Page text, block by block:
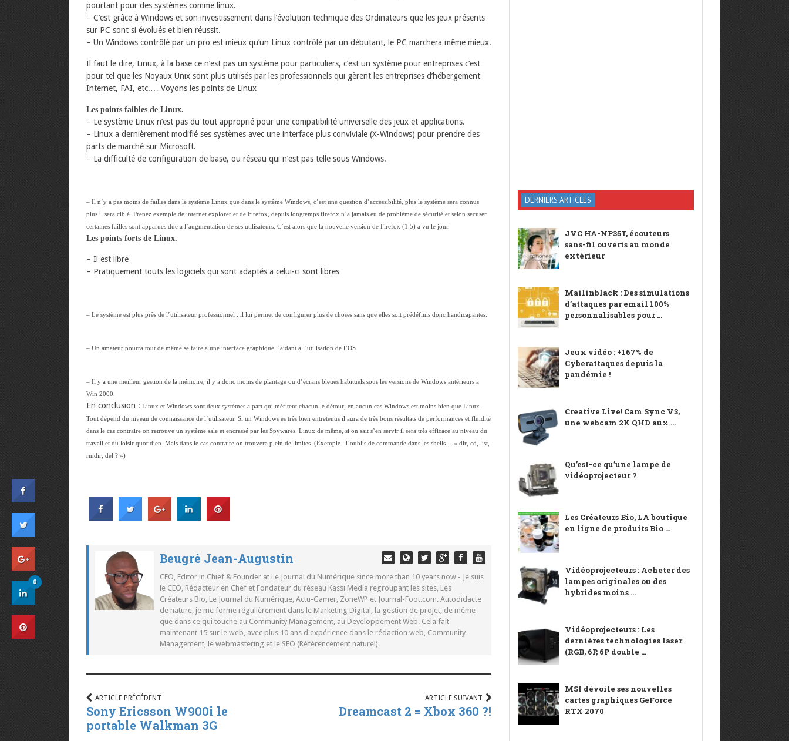
pourtant pour des systèmes comme linux.
– C’est grâce à Windows et son investissement dans l’évolution technique des Ordinateurs que les jeux présents
sur PC sont si évolués et bien réussit.
– Un Windows contrôlé par un pro est mieux qu’un Linux contrôlé par un débutant, le PC marchera même mieux.
Il faut le dire, Linux, à la base ce n’est pas un système pour particuliers, c’est un système pour entreprises c’est
pour tel que les Noyaux Unix sont plus utilisés par les professionnels qui gèrent les entreprises d’hébergement
Internet, FAI, etc.… Voyons les points de Linux
Les points faibles de Linux.
– Le système Linux n’est pas du tout approprié pour une compatibilité universelle des jeux et applications.
– Linux a dernièrement modifié ses systèmes avec une interface plus conviviale (X-Windows) pour prendre des
parts de marché sur Microsoft.
– La difficulté de configuration de base, ou réseau qui n’est pas telle sous Windows.
– Il n’y a pas moins de failles dans le système Linux que dans le système Windows, c’est une question d’accessibilité, plus le système sera connus
plus il sera ciblé. Prenez exemple de internet explorer et de Firefox, depuis longtemps firefox n’a jamais eu de problème de sécurité et selon secuser
certaines failles sont apparues due a l’augmentation de ses utilisateurs. C’est alors que la nouvelle version de Firefox (1.5) a vu le jour.
Les points forts de Linux.
– Il est libre
– Pratiquement touts les logiciels qui sont adaptés a celui-ci sont libres
– Le système est plus près de l’utilisateur professionnel : il lui permet de configurer plus de choses sans que elles soit prédéfinis donc handicapantes.
– Un amateur pourra tout de même se faire a une interface graphique l’aidant a l’utilisation de l’OS.
– Il y a une meilleur gestion de la mémoire, il y a donc moins de plantage ou d’écrans bleues habituels sous les versions de Windows antérieurs a
Win 2000.
En conclusion : Linux et Windows sont deux systèmes a part qui méritent chacun le détour, en aucun cas Windows est moins bien que Linux.
Tout dépend du niveau de connaissance de l’utilisateur. Si un Windows es très bien entretenus il aura de très bons résultats de performances et fluidité
dans le cas contraire on retrouve un système sale et encrassé par les Spywares. Linux de même, si on sait s’en servir il sera très efficace au niveau du
travail et du loisir quotidien. Mais dans le cas contraire on trouvera plein de limites. (Exemple : l’oublis de commande dans les shells… « dir, cd, list,
rmdir, del ? »)
Beugré Jean-Augustin
CEO, Editor in Chief & Founder at Le Journal du Numérique since more than 10 years now - Je suis
le CEO, Rédacteur en Chef et Fondateur du réseau Kassi Media regroupant les sites, Les
Créateurs Bio, Le Journal du Numérique, Actu-Gamer, ZoneWP et Journal-Foot.com. Autodidacte
de nature, je me forme régulièrement dans le Marketing Digital, la gestion de projet, de même
que dans ce qui touche au Community Management, au Developpement Web. Cela fait
maintenant 15 sur le web, avec plus 10 ans d'expérience dans le rédaction web, Community
Management, le webmastering et le SEO (Référencement naturel).
ARTICLE PRÉCÉDENT
Sony Ericsson W900i le
portable Walkman 3G
ARTICLE SUIVANT
Dreamcast 2 = Xbox 360 ?!
DERNIERS ARTICLES
JVC HA-NP35T, écouteurs
sans-fil ouverts au monde
extérieur
Mailinblack : Des simulations
d’attaques par email 100%
personnalisables pour ...
Jeux vidéo : +167% de
Cyberattaques depuis la
pandémie !
Creative Live! Cam Sync V3,
une webcam 2K QHD aux ...
Qu’est-ce qu’une lampe de
vidéoprojecteur ?
Les Créateurs Bio, LA boutique
en ligne de produits Bio ...
Vidéoprojecteurs : Acheter des
lampes originales ou des
hybrides moins ...
Vidéoprojecteurs : Les
dernières technologies laser
(RGB, 6P, 6P double ...
MSI dévoile ses nouvelles
cartes graphiques GeForce
RTX 2070
0